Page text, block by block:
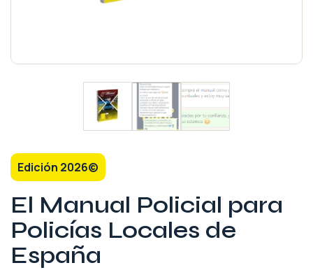
Edición 2026©
El Manual Policial para
Policías Locales de
España